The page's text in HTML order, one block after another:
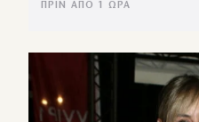
ΠΡΙΝ ΑΠΌ 1 ΏΡΑ